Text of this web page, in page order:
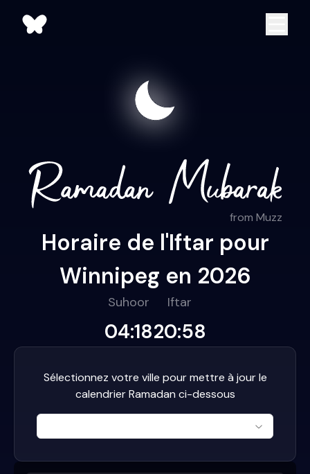
from Muzz
Horaire de l'Iftar pour
Winnipeg en 2026
Suhoor
04:18
Iftar
20:58
Sélectionnez votre ville pour mettre à jour le
calendrier Ramadan ci-dessous